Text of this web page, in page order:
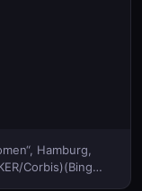
Hamburg,
Corbis)(Bing